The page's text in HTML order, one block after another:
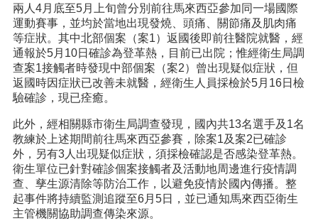
兩人4月底至5月上旬曾分別前往馬來西亞參加同一場國際
運動賽事，並均於當地出現發燒、頭痛、關節痛及肌肉痛
等症狀。其中北部個案（案1）返國後即前往醫院就醫，經
通報於5月10日確診為登革熱，目前已出院；惟經衛生局調
查案1接觸者時發現中部個案（案2）曾出現疑似症狀，但
返國時因症狀已改善未就醫，經衛生人員採檢於5月16日檢
驗確診，現已痊癒。
此外，經相關縣市衛生局調查發現，國內共13名選手及1名
教練於上述期間前往馬來西亞參賽，除案1及案2已確診
外，另有3人出現疑似症狀，須採檢確認是否感染登革熱。
衛生單位已針對確診個案接觸者及活動地周邊進行疫情調
查、孳生源清除等防治工作，以避免疫情於國內傳播。整
起事件將持續監測追蹤至6月5日，並已通知馬來西亞衛生
主管機關協助調查傳染來源。